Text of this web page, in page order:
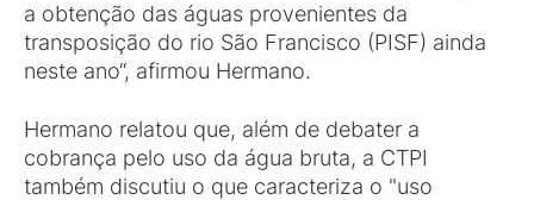
a obtenção das águas provenientes da
transposição do rio São Francisco (PISF) ainda
neste ano“, afirmou Hermano.
Hermano relatou que, além de debater a
cobrança pelo uso da água bruta, a CTPI
também discutiu o que caracteriza o "uso